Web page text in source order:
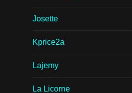
Josette
Kprice2a
Lajemy
La Licorne